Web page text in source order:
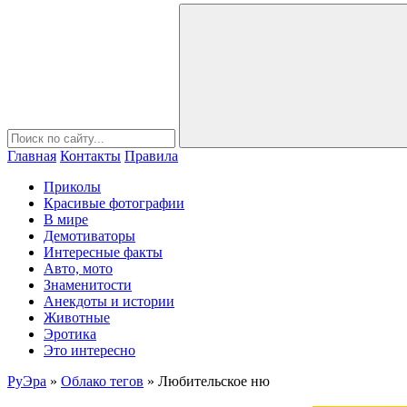
Главная Контакты Правила
Приколы
Красивые фотографии
В мире
Демотиваторы
Интересные факты
Авто, мото
Знаменитости
Анекдоты и истории
Животные
Эротика
Это интересно
РуЭра » Облако тегов » Любительское ню